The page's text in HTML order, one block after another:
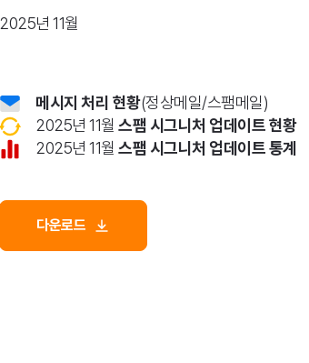
2025년 11월
메시지 처리 현황(정상메일/스팸메일)
2025년 11월 스팸 시그니처 업데이트 현황
2025년 11월 스팸 시그니처 업데이트 통계
다운로드